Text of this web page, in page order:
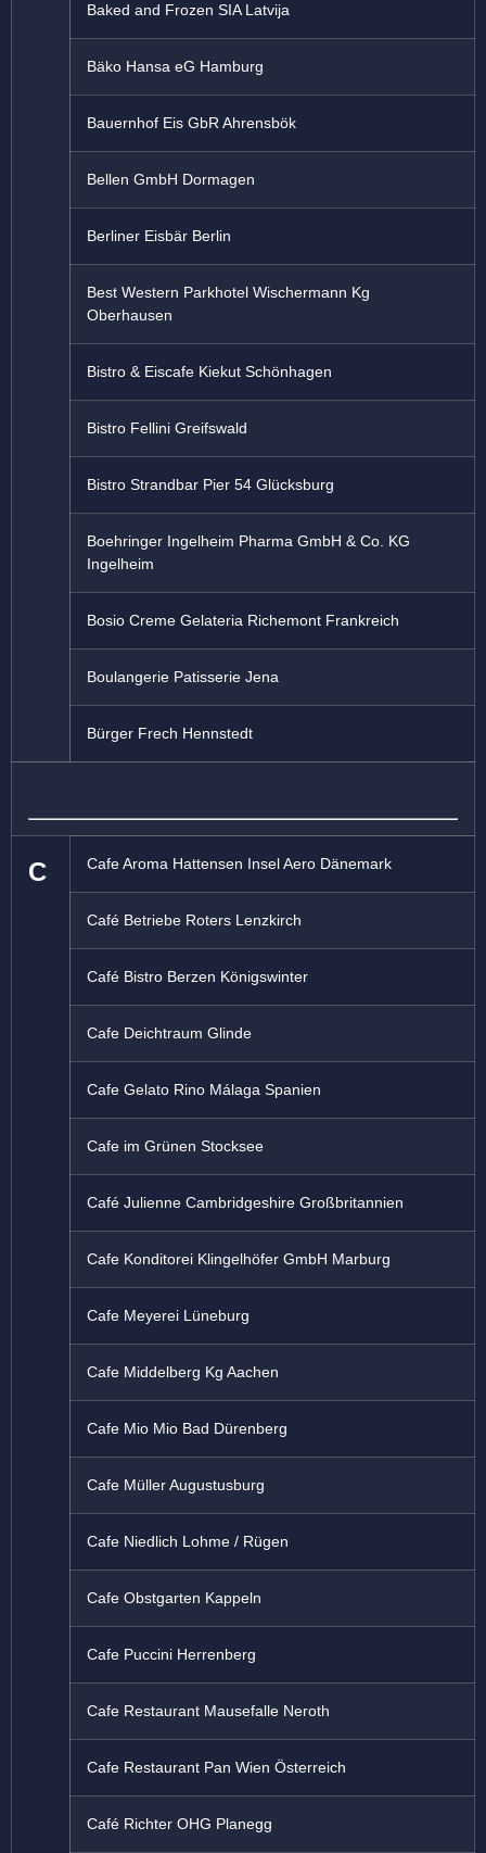
Baked and Frozen SIA Latvija
Bäko Hansa eG Hamburg
Bauernhof Eis GbR Ahrensbök
Bellen GmbH Dormagen
Berliner Eisbär Berlin
Best Western Parkhotel Wischermann Kg
Oberhausen
Bistro & Eiscafe Kiekut Schönhagen
Bistro Fellini Greifswald
Bistro Strandbar Pier 54 Glücksburg
Boehringer Ingelheim Pharma GmbH & Co. KG
Ingelheim
Bosio Creme Gelateria Richemont Frankreich
Boulangerie Patisserie Jena
Bürger Frech Hennstedt
C Cafe Aroma Hattensen Insel Aero Dänemark
Café Betriebe Roters Lenzkirch
Café Bistro Berzen Königswinter
Cafe Deichtraum Glinde
Cafe Gelato Rino Málaga Spanien
Cafe im Grünen Stocksee
Café Julienne Cambridgeshire Großbritannien
Cafe Konditorei Klingelhöfer GmbH Marburg
Cafe Meyerei Lüneburg
Cafe Middelberg Kg Aachen
Cafe Mio Mio Bad Dürenberg
Cafe Müller Augustusburg
Cafe Niedlich Lohme / Rügen
Cafe Obstgarten Kappeln
Cafe Puccini Herrenberg
Cafe Restaurant Mausefalle Neroth
Cafe Restaurant Pan Wien Österreich
Café Richter OHG Planegg